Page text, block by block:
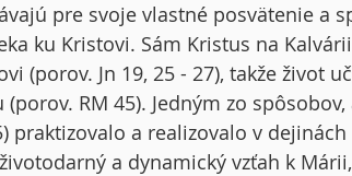
pre svoje vlastné posvätenie a
ku Kristovi. Sám Kristus na
(porov. Jn 19, 25 - 27), takže život
RM 45). Jedným zo
praktizovalo a realizovalo v
a dynamický vzťah k